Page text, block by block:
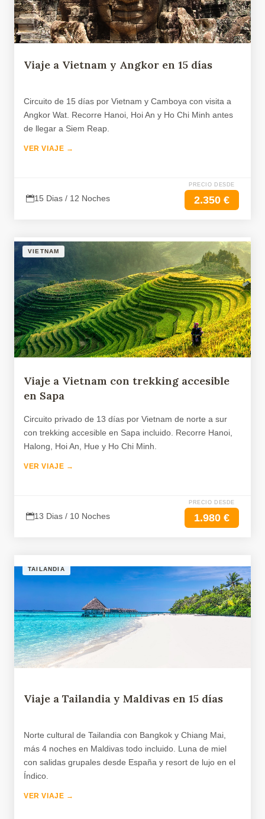
Viaje a Vietnam y Angkor en 15 días
Circuito de 15 días por Vietnam y Camboya con visita a
Angkor Wat. Recorre Hanoi, Hoi An y Ho Chi Minh antes
de llegar a Siem Reap.
VER VIAJE →
15 Dias / 12 Noches
PRECIO DESDE
2.350 €
VIETNAM
Viaje a Vietnam con trekking accesible
en Sapa
Circuito privado de 13 días por Vietnam de norte a sur
con trekking accesible en Sapa incluido. Recorre Hanoi,
Halong, Hoi An, Hue y Ho Chi Minh.
VER VIAJE →
13 Dias / 10 Noches
PRECIO DESDE
1.980 €
TAILANDIA
Viaje a Tailandia y Maldivas en 15 días
Norte cultural de Tailandia con Bangkok y Chiang Mai,
más 4 noches en Maldivas todo incluido. Luna de miel
con salidas grupales desde España y resort de lujo en el
Índico.
VER VIAJE →